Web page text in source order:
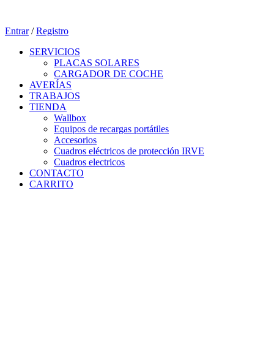
Entrar / Registro
SERVICIOS
PLACAS SOLARES
CARGADOR DE COCHE
AVERÍAS
TRABAJOS
TIENDA
Wallbox
Equipos de recargas portátiles
Accesorios
Cuadros eléctricos de protección IRVE
Cuadros electricos
CONTACTO
CARRITO